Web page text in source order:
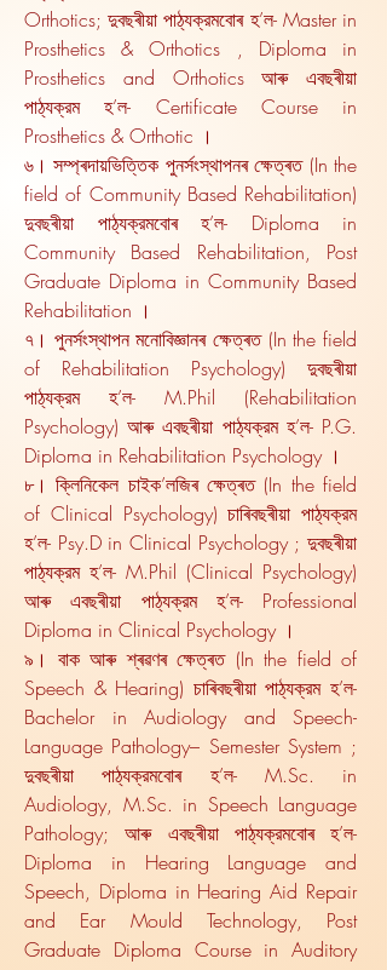
Orthotics; দুবছৰীয়া পাঠ্যক্রমবোৰ হ’ল- Master in
Prosthetics & Orthotics , Diploma in
Prosthetics and Orthotics আৰু এবছৰীয়া
পাঠ্যক্রম হ’ল- Certificate Course in
Prosthetics & Orthotic ।
৬। সম্প্ৰদায়ভিত্তিক পুনৰ্সংস্থাপনৰ ক্ষেত্ৰত (In the
field of Community Based Rehabilitation)
দুবছৰীয়া পাঠ্যক্রমবোৰ হ’ল- Diploma in
Community Based Rehabilitation, Post
Graduate Diploma in Community Based
Rehabilitation ।
৭। পুনৰ্সংস্থাপন মনোবিজ্ঞানৰ ক্ষেত্ৰত (In the field
of Rehabilitation Psychology) দুবছৰীয়া
পাঠ্যক্রম হ’ল- M.Phil (Rehabilitation
Psychology) আৰু এবছৰীয়া পাঠ্যক্রম হ’ল- P.G.
Diploma in Rehabilitation Psychology ।
৮। ক্লিনিকেল চাইক’লজিৰ ক্ষেত্ৰত (In the field
of Clinical Psychology) চাৰিবছৰীয়া পাঠ্যক্রম
হ’ল- Psy.D in Clinical Psychology ; দুবছৰীয়া
পাঠ্যক্রম হ’ল- M.Phil (Clinical Psychology)
আৰু এবছৰীয়া পাঠ্যক্রম হ’ল- Professional
Diploma in Clinical Psychology ।
৯। বাক আৰু শ্ৰৱণৰ ক্ষেত্ৰত (In the field of
Speech & Hearing) চাৰিবছৰীয়া পাঠ্যক্রম হ’ল-
Bachelor in Audiology and Speech-
Language Pathology– Semester System ;
দুবছৰীয়া পাঠ্যক্রমবোৰ হ’ল- M.Sc. in
Audiology, M.Sc. in Speech Language
Pathology; আৰু এবছৰীয়া পাঠ্যক্রমবোৰ হ’ল-
Diploma in Hearing Language and
Speech, Diploma in Hearing Aid Repair
and Ear Mould Technology, Post
Graduate Diploma Course in Auditory